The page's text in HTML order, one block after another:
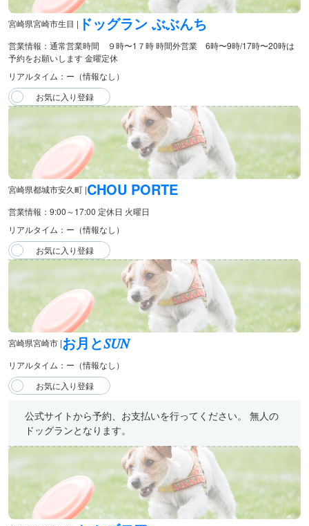
宮崎県宮崎市生目 | ドッグラン ぶぶんち
営業情報：通常営業時間 ９時〜1７時 時間外営業 6時〜9時/17時〜20時は
予約をお願いします 金曜定休
リアルタイム：ー（情報なし）
宮崎県都城市安久町 |CHOU PORTE
営業情報：9:00～17:00 定休日 火曜日
リアルタイム：ー（情報なし）
宮崎県宮崎市 |お月と𝑆𝑈𝑁
リアルタイム：ー（情報なし）
公式サイトから予約、お支払いを行ってください。 無人の
ドッグランとなります。